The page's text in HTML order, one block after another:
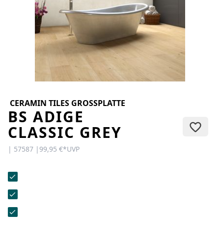
KONTAKT
Sie haben Fragen oder wünschen
eine persönliche Beratung?
Unser Team ist für Sie da –
schnell, freundlich und
kompetent. Schreiben Sie uns,
unser Kontaktformular.
CERAMIN TILES GROSSPLATTE
BS ADIGE
CLASSIC GREY
| 57587 |99,95 €*UVP